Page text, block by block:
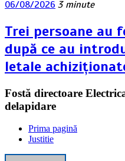
06/08/2026 3 minute
Trei persoane
după ce au
letale
Fostă directoare
delapidare
Prima pagină
Justitie